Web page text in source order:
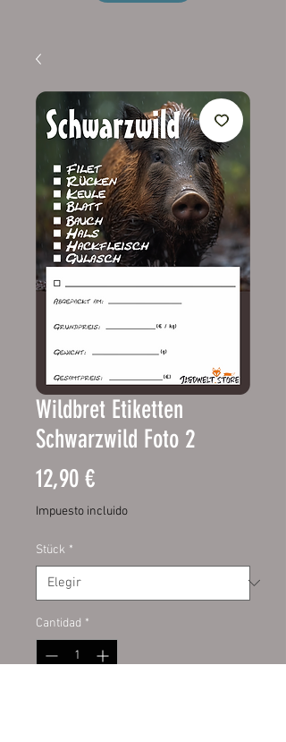
Wildbret Etiketten
Schwarzwild Foto 2
12,90 €Precio
Impuesto incluido
Stück *
Cantidad *